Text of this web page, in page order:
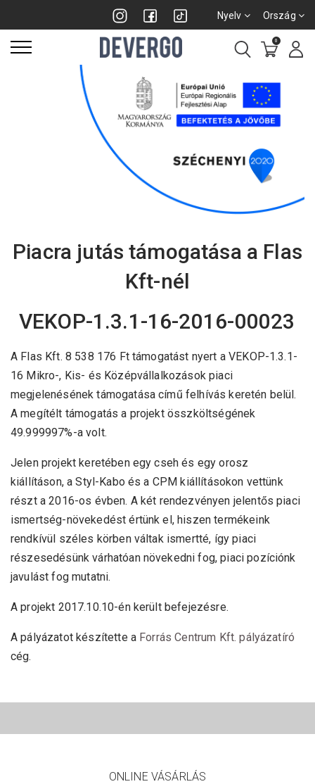
Nyelv Ország
0
Piacra jutás támogatása a Flas
Kft-nél
VEKOP-1.3.1-16-2016-00023
A Flas Kft. 8 538 176 Ft támogatást nyert a VEKOP-1.3.1-
16 Mikro-, Kis- és Középvállalkozások piaci
megjelenésének támogatása című felhívás keretén belül.
A megítélt támogatás a projekt összköltségének
49.999997%-a volt.
Jelen projekt keretében egy cseh és egy orosz
kiállításon, a Styl-Kabo és a CPM kiállításokon vettünk
részt a 2016-os évben. A két rendezvényen jelentős piaci
ismertség-növekedést értünk el, hiszen termékeink
rendkívül széles körben váltak ismertté, így piaci
részesedésünk várhatóan növekedni fog, piaci pozíciónk
javulást fog mutatni.
A projekt 2017.10.10-én került befejezésre.
A pályázatot készítette a Forrás Centrum Kft. pályázatíró
cég.
ONLINE VÁSÁRLÁS